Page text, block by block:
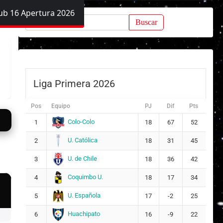
16 Apertura 2026
Buscar:
Liga Primera 2026
Pos Equipo PJ Dif Pts
1 Colo-Colo 18 67 52
2 U. Católica 18 31 45
3 U. de Chile 18 36 42
4 Coquimbo U. 18 17 34
5 U. Española 17 -2 25
6 Huachipato 16 -9 22